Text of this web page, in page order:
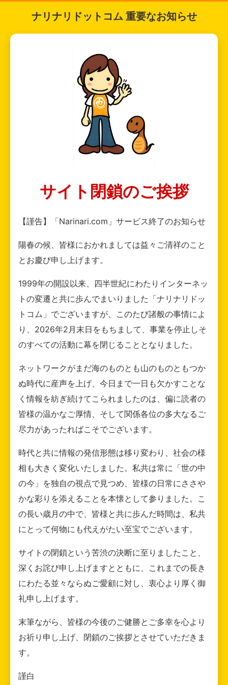
ナリナリドットコム 重要なお知らせ
サイト閉鎖のご挨拶
【謹告】「Narinari.com」サービス終了のお知らせ
陽春の候、皆様におかれましては益々ご清祥のこと
とお慶び申し上げます。
1999年の開設以来、四半世紀にわたりインターネッ
トの変遷と共に歩んでまいりました「ナリナリドッ
トコム」でございますが、このたび諸般の事情によ
り、2026年2月末日をもちまして、事業を停止しそ
のすべての活動に幕を閉じることとなりました。
ネットワークがまだ海のものとも山のものともつか
ぬ時代に産声を上げ、今日まで一日も欠かすことな
く情報を紡ぎ続けてこられましたのは、偏に読者の
皆様の温かなご厚情、そして関係各位の多大なるご
尽力があったればこそでございます。
時代と共に情報の発信形態は移り変わり、社会の様
相も大きく変化いたしました。私共は常に「世の中
の今」を独自の視点で見つめ、皆様の日常にささや
かな彩りを添えることを本懐として参りました。こ
の長い歳月の中で、皆様と共に歩んだ時間は、私共
にとって何物にも代えがたい至宝でございます。
サイトの閉鎖という苦渋の決断に至りましたこと、
深くお詫び申し上げますとともに、これまでの長き
にわたる並々ならぬご愛顧に対し、衷心より厚く御
礼申し上げます。
末筆ながら、皆様の今後のご健勝とご多幸を心より
お祈り申し上げ、閉鎖のご挨拶とさせていただきま
す。
謹白